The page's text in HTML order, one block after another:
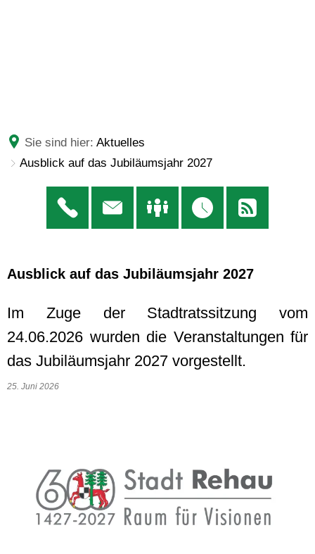
Sie sind hier: Aktuelles
Ausblick auf das Jubiläumsjahr 2027
Ausblick auf das Jubiläumsjahr 2027
Im Zuge der Stadtratssitzung vom
24.06.2026 wurden die Veranstaltungen für
das Jubiläumsjahr 2027 vorgestellt.
25. Juni 2026